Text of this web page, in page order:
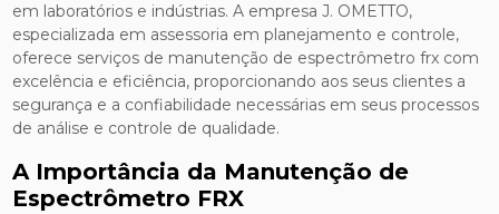
em laboratórios e indústrias. A empresa J. OMETTO,
especializada em assessoria em planejamento e controle,
oferece serviços de manutenção de espectrômetro frx com
excelência e eficiência, proporcionando aos seus clientes a
segurança e a confiabilidade necessárias em seus processos
de análise e controle de qualidade.
A Importância da Manutenção de
Espectrômetro FRX